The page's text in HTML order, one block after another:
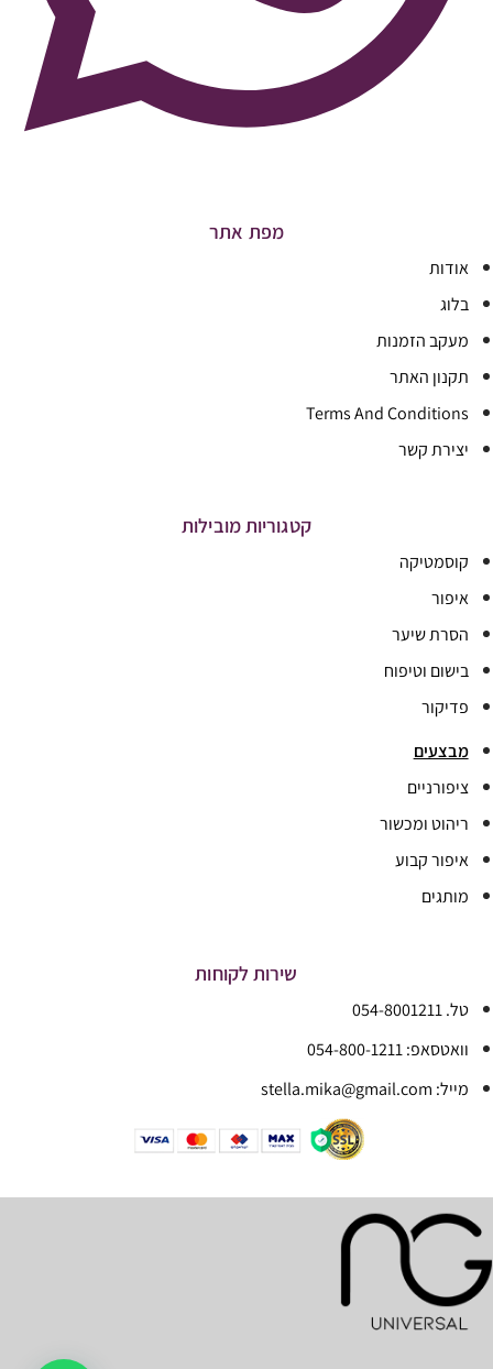
מפת אתר
אודות
בלוג
מעקב הזמנות
תקנון האתר
Terms And Conditions
יצירת קשר
קטגוריות מובילות
קוסמטיקה
איפור
הסרת שיער
בישום וטיפוח
פדיקור
מבצעים
ציפורניים
ריהוט ומכשור
איפור קבוע
מותגים
שירות לקוחות
טל. 054-8001211
וואטסאפ: 054-800-1211
מייל: stella.mika@gmail.com